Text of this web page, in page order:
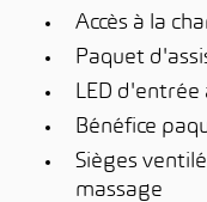
Accès à la
Paquet
LED d'entrée
Bénéfice
Sièges
massage